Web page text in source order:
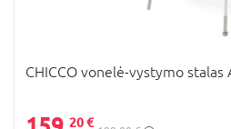
pasiūlyti puikių
šepečius, žirklutes,
CHICCO vonelė-vystymo
20 €